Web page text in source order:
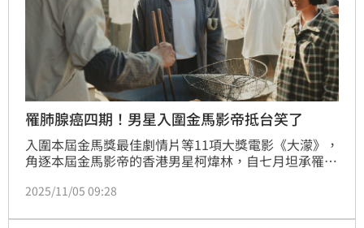
罹肺腺癌四期！男星入圍金馬影帝抵台笑了
入圍本屆金馬獎最佳劇情片等11項大獎電影《大濛》，
角逐本屆金馬影帝的香港男星柯煒林，自七月坦承罹患
親自宣傳電影並參與金馬活動，今（5）日首度飛抵台
2025/11/05 09:28